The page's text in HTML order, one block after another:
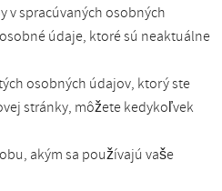
v spracúvaných osobných
údaje, ktoré sú neaktuálne
osobných údajov, ktorý ste
stránky, môžete kedykoľvek
akým sa používajú vaše